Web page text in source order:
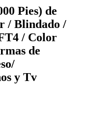
Pies) de
/ Blindado /
/ Color
de
y Tv